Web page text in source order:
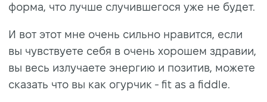
форма, что лучше случившегося уже не будет.
И вот этот мне очень сильно нравится, если
вы чувствуете себя в очень хорошем здравии,
вы весь излучаете энергию и позитив, можете
сказать что вы как огурчик - fit as a fiddle.